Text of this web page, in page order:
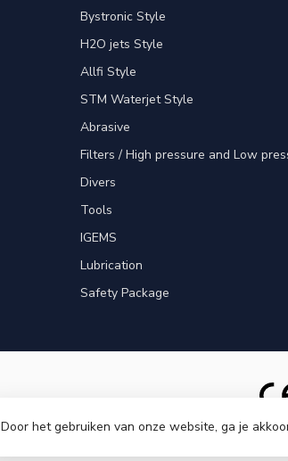
Bystronic Style
H2O jets Style
Allfi Style
STM Waterjet Style
Abrasive
Filters / High pressure and Low
Divers
Tools
IGEMS
Lubrication
Safety Package
© Copyright 2026 Cinnova Parts
Door het gebruiken van onze website, ga je